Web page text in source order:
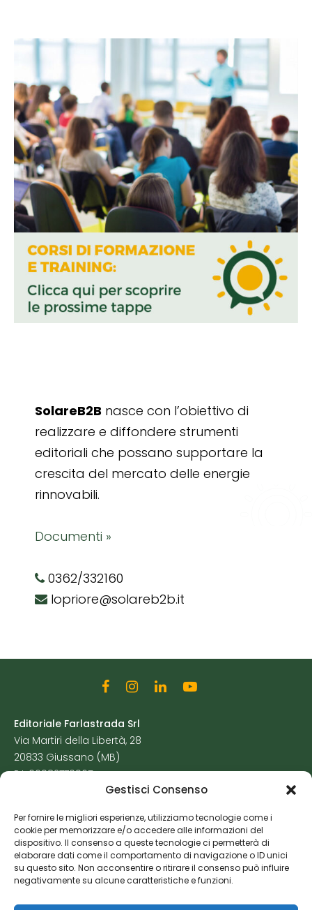
Gestisci Consenso
Per fornire le migliori esperienze, utilizziamo tecnologie come i
cookie per memorizzare e/o accedere alle informazioni del
dispositivo. Il consenso a queste tecnologie ci permetterà di
elaborare dati come il comportamento di navigazione o ID unici
su questo sito. Non acconsentire o ritirare il consenso può influire
negativamente su alcune caratteristiche e funzioni.
SolareB2B nasce con l’obiettivo di
realizzare e diffondere strumenti
editoriali che possano supportare la
crescita del mercato delle energie
rinnovabili.
Documenti »
0362/332160
lopriore@solareb2b.it
Editoriale Farlastrada Srl
Via Martiri della Libertà, 28
20833 Giussano (MB)
P.I. 06982770965
Cookie Policy
Risorse Aggiuntive